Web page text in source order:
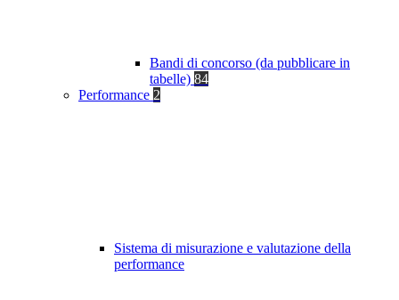
Bandi di concorso (da pubblicare in
tabelle) 84
Performance 2
Sistema di misurazione e valutazione della
performance